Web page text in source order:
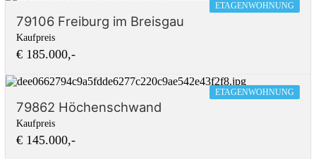
ETAGENWOHNUNG
79106 Freiburg im Breisgau
Kaufpreis
€ 185.000,-
ETAGENWOHNUNG
79862 Höchenschwand
Kaufpreis
€ 145.000,-